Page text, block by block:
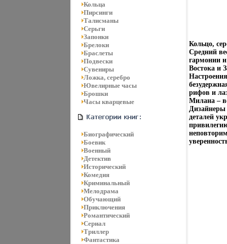
Кольца
Пирсинги
Талисманы
Серьги
Запонки
Брелоки
Браслеты
Подвески
Сувениры
Ложка, серебро
Ювелирные часы
Брошки
Часы кварцевые
Биографический
Боевик
Военный
Детектив
Исторический
Комедия
Криминальный
Мелодрама
Обучающий
Приключения
Романтический
Сериал
Триллер
Фантастика
Кольцо,
Средний
гармонии
Востока и
рифов и
Милана –
Дизайнеры
деталей